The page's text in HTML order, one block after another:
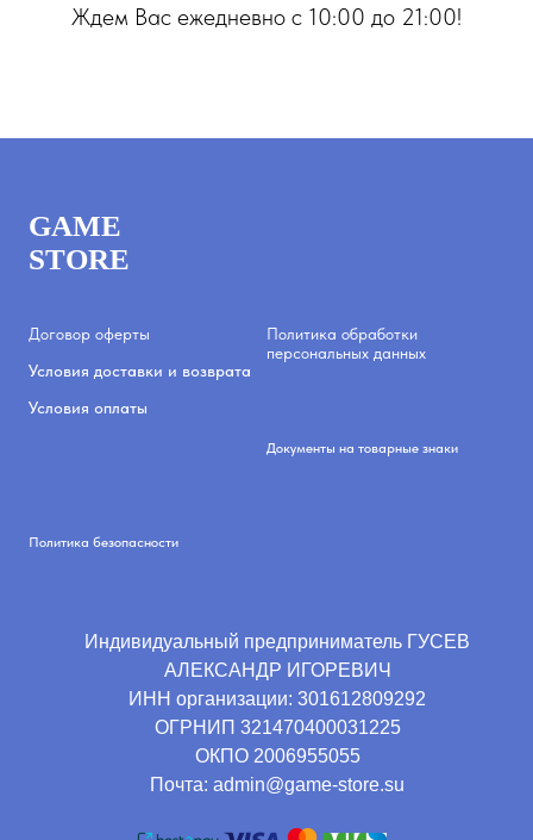
Ждем Вас ежедневно с 10:00 до 21:00!
GAME
STORE
Договор оферты
Условия доставки и возврата
Условия оплаты
Политика обработки
персональных данных
Документы на товарные знаки
Политика безопасности
Индивидуальный предприниматель ГУСЕВ
АЛЕКСАНДР ИГОРЕВИЧ
ИНН организации: 301612809292
ОГРНИП 321470400031225
ОКПО 2006955055
Почта: admin@game-store.su